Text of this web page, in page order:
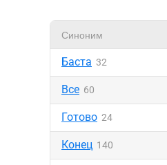
Синоним
Баста 32
Все 60
Готово 24
Конец 140